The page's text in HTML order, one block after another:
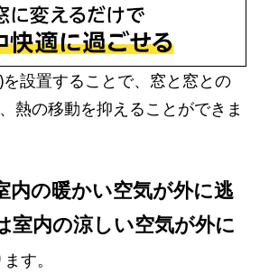
設置することで、窓と窓との
熱の移動を抑えることができま
内の暖かい空気が外に逃
室内の涼しい空気が外に
す。